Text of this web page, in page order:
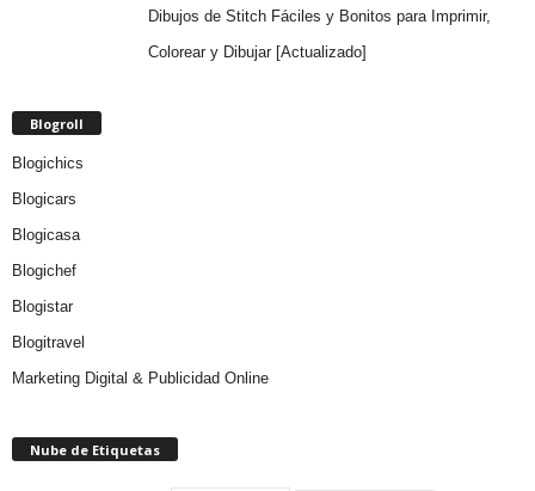
Dibujos de Stitch Fáciles y Bonitos para Imprimir,
Colorear y Dibujar [Actualizado]
Blogroll
Blogichics
Blogicars
Blogicasa
Blogichef
Blogistar
Blogitravel
Marketing Digital & Publicidad Online
Nube de Etiquetas